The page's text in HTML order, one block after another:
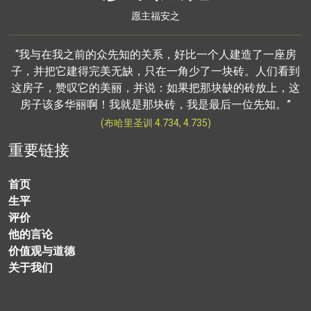
愿主福安之
“我与在我之前的众先知的关系，好比一个人建造了一座房
子，并把它建得完美无缺，只在一角少了一块砖。人们看到
这房子，赞叹它的美丽，并说：如果把那块缺的砖放上，这
房子该多华丽啊！我就是那块砖，我是最后一位先知。”
(布哈里圣训 4.734, 4.735)
重要链接
首页
生平
评价
他的言论
价值观与道德
关于我们